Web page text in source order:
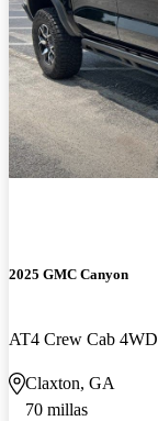
2025 GMC Canyon
AT4 Crew Cab 4WD
Claxton, GA
70 millas